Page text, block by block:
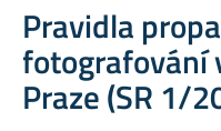
Pravidla
fotografování
Praze (SR 1/